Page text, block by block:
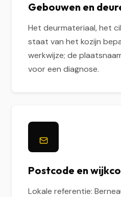
Gebouwen en
Het deurmateriaal, het
staat van het kozijn
werkwijze; de
voor een diagnose.
Postcode en
Lokale referentie: